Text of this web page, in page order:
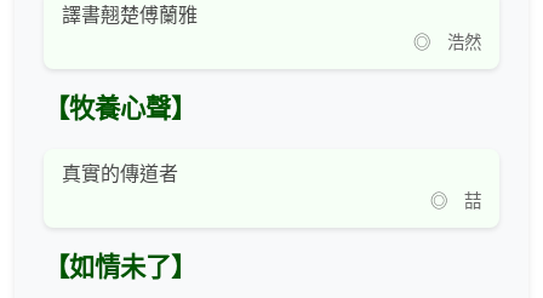
譯書翹楚傅蘭雅
◎ 浩然
【牧養心聲】
真實的傳道者
◎ 喆
【如情未了】